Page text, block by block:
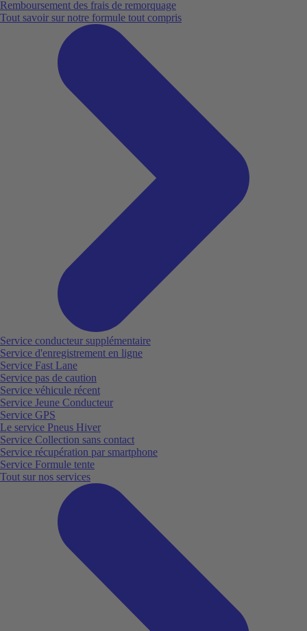
Remboursement des frais de remorquage
Tout savoir sur notre formule tout compris
Service conducteur supplémentaire
Service d'enregistrement en ligne
Service Fast Lane
Service pas de caution
Service véhicule récent
Service Jeune Conducteur
Service GPS
Le service Pneus Hiver
Service Collection sans contact
Service récupération par smartphone
Service Formule tente
Tout sur nos services